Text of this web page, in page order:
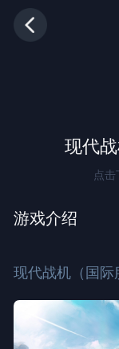
现代
点击
游戏介绍
现代战机（国际